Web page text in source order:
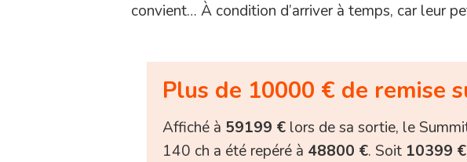
convient… À condition d’arriver à temps, car leur
Plus de 10000 € de remise
Affiché à 59199 € lors de sa sortie, le
140 ch a été repéré à 48800 €. Soit 10399 €